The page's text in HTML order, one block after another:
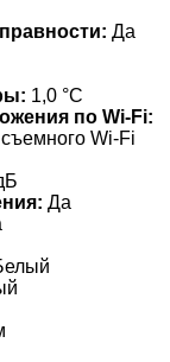
Да
1,0 °С
по Wi-Fi:
Wi-Fi
Да